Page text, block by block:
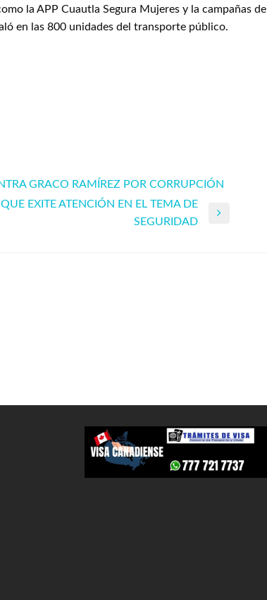
la APP Cuautla Segura Mujeres y la campañas de
en las 800 unidades del transporte público.
GRACO RAMÍREZ POR CORRUPCIÓN
EXITE ATENCIÓN EN EL TEMA DE
SEGURIDAD